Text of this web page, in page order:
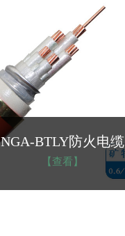
NGA-BTLY防火电缆
【查看】